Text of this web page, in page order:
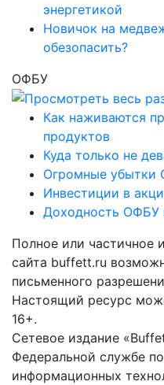
энергетикой
Новичок на
обезопасить?
ОФБУ
Как наживаются
продуктов
Куда только не
Огромные убытки
Инвестиции в
Доходность ОФБУ
Полное или частичное
сайта buffett.ru
письменного
Настоящий ресурс
16+.
Сетевое издание
Федеральной службе
информационных